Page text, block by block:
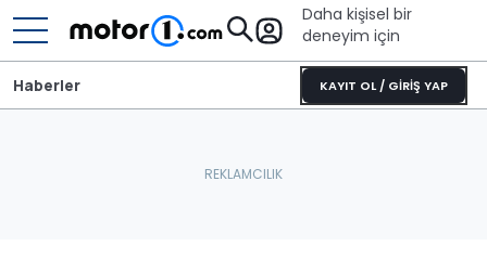
Daha kişisel bir
deneyim için
KAYIT OL / GİRİŞ YAP
Haberler